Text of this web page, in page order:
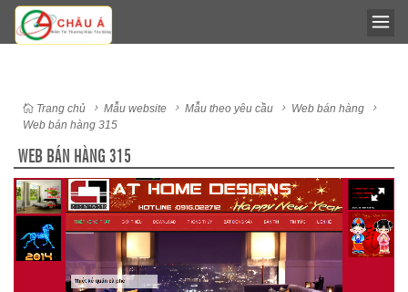
Trang chủ Mẫu website Mẫu theo yêu cầu
Web bán hàng
Web bán hàng 315
WEB BÁN HÀNG 315